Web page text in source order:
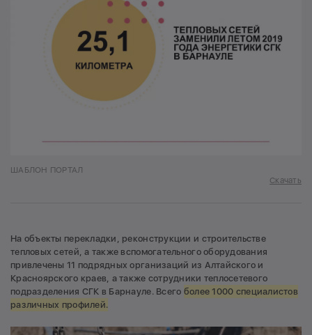
ШАБЛОН ПОРТАЛ
Скачать
На объекты перекладки, реконструкции и строительстве
тепловых сетей, а также вспомогательного оборудования
привлечены 11 подрядных организаций из Алтайского и
Красноярского краев, а также сотрудники теплосетевого
подразделения СГК в Барнауле. Всего более 1000 специалистов
различных профилей.